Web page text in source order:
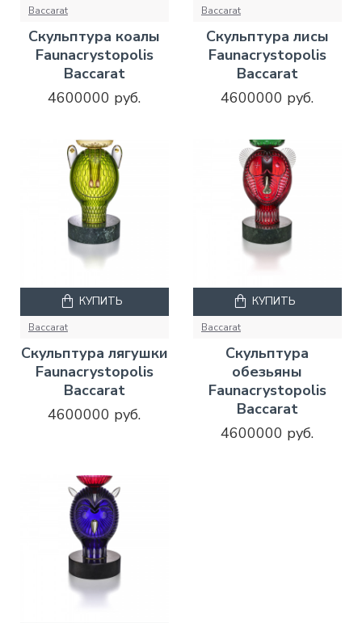
Baccarat
Скульптура коалы
Faunacrystopolis
Baccarat
4600000 руб.
Baccarat
Скульптура лисы
Faunacrystopolis
Baccarat
4600000 руб.
Baccarat
Скульптура лягушки
Faunacrystopolis
Baccarat
4600000 руб.
КУПИТЬ
Baccarat
Скульптура
обезьяны
Faunacrystopolis
Baccarat
4600000 руб.
КУПИТЬ